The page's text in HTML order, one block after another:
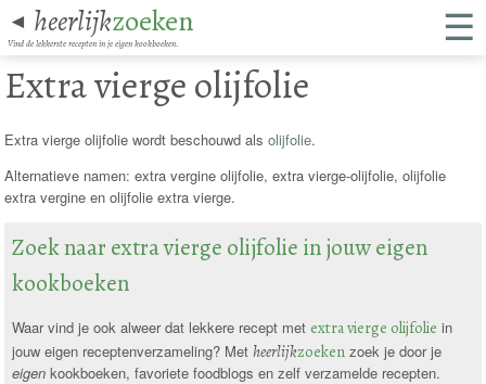
◄ heerlijkzoeken
Vind de lekkerste recepten in je eigen kookboeken. ☰
Extra vierge olijfolie
Extra vierge olijfolie wordt beschouwd alsolijfolie.
Alternatieve namen: extra vergine olijfolie, extra vierge-olijfolie, olijfolie
extra vergine en olijfolie extra vierge.
Zoek naar extra vierge olijfolie in jouw eigen
kookboeken
Waar vind je ook alweer dat lekkere recept met extra vierge olijfolie in
jouw eigen receptenverzameling? Met heerlijkzoeken zoek je door je
eigenkookboeken, favoriete foodblogs en zelf verzamelde recepten.